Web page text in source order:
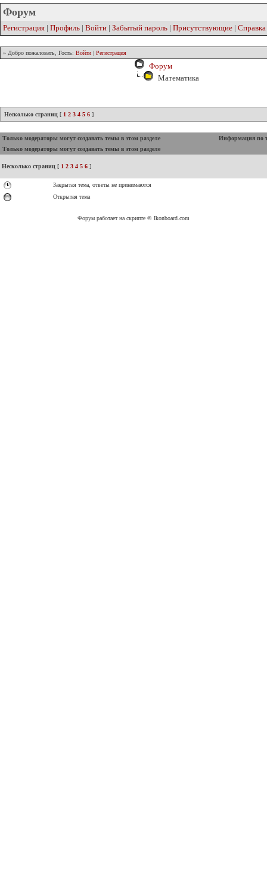
Форум
Регистрация | Профиль | Войти | Забытый пароль | Присутствующие | Справка
» Добро пожаловать, Гость: Войти | Регистрация
Форум
Математика
Несколько страниц [ 1 2 3 4 5 6 ]
Только модераторы могут создавать темы в этом разделе
Информация по
Только модераторы могут создавать темы в этом разделе
Несколько страниц [ 1 2 3 4 5 6 ]
Закрытая тема, ответы не принимаются
Открытая тема
Форум работает на скрипте © Ikonboard.com